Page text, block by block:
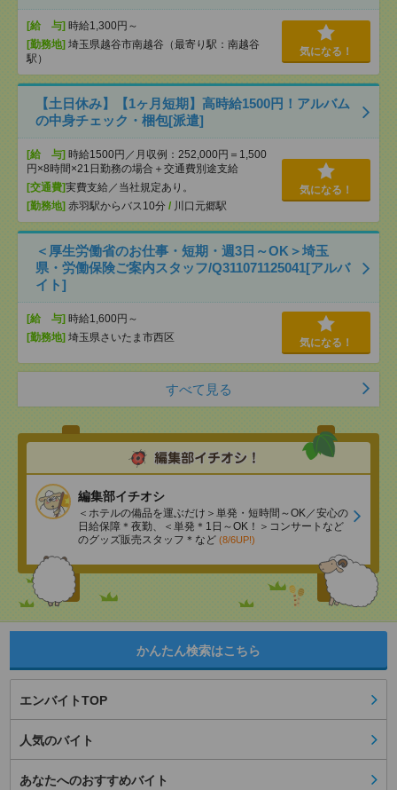
[給 与] 時給1,300円～
[勤務地] 埼玉県越谷市南越谷（最寄り駅：南越谷
駅）
気になる！
【土日休み】【1ヶ月短期】高時給1500円！アルバム
の中身チェック・梱包[派遣]
[給 与] 時給1500円／月収例：252,000円＝1,500
円×8時間×21日勤務の場合＋交通費別途支給
[交通費]実費支給／当社規定あり。
[勤務地] 赤羽駅からバス10分 / 川口元郷駅
気になる！
＜厚生労働省のお仕事・短期・週3日～OK＞埼玉
県・労働保険ご案内スタッフ/Q311071125041[アルバ
イト]
[給 与] 時給1,600円～
[勤務地] 埼玉県さいたま市西区 気になる！
すべて見る
編集部イチオシ
＜ホテルの備品を運ぶだけ＞単発・短時間～OK／安心の
日給保障＊夜勤、＜単発＊1日～OK！＞コンサートなど
のグッズ販売スタッフ＊など (8/6UP!)
かんたん検索はこちら
エンバイトTOP
人気のバイト
あなたへのおすすめバイト